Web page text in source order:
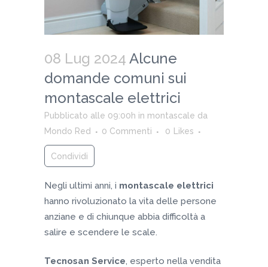
08 Lug 2024 Alcune
domande comuni sui
montascale elettrici
Pubblicato alle 09:00h in montascale da
Mondo Red
0 Commenti 0 Likes
Condividi
Negli ultimi anni, i montascale elettrici
hanno rivoluzionato la vita delle persone
anziane e di chiunque abbia difficoltà a
salire e scendere le scale.
Tecnosan Service, esperto nella vendita